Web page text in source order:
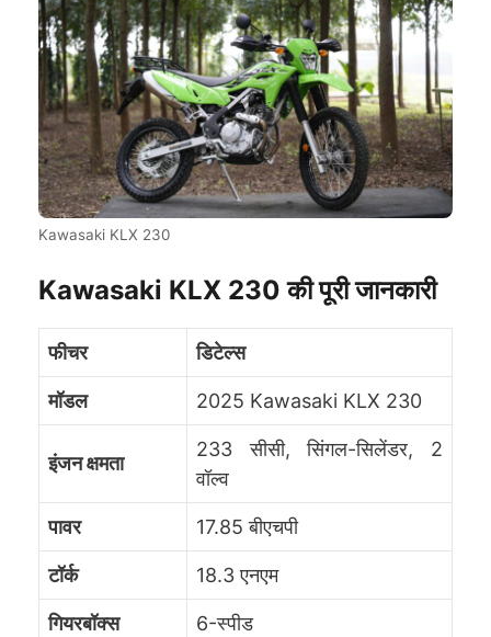
Kawasaki KLX 230
Kawasaki KLX 230 की पूरी जानकारी
फीचर डिटेल्स
मॉडल 2025 Kawasaki KLX 230
इंजन क्षमता
233 सीसी, सिंगल-सिलेंडर, 2
वॉल्व
पावर 17.85 बीएचपी
टॉर्क 18.3 एनएम
गियरबॉक्स 6-स्पीड